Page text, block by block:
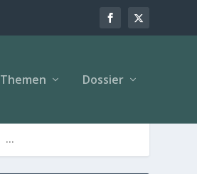
Themen Dossier